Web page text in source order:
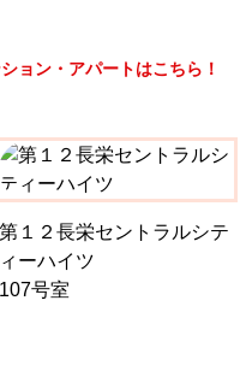
ョン・アパートはこちら！
第１２長栄セントラルシテ
ィーハイツ
107号室